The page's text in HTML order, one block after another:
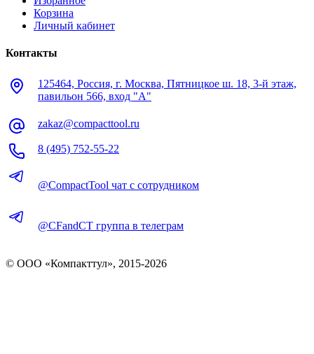
Корзина
Личный кабинет
Контакты
125464, Россия, г. Москва, Пятницкое ш. 18, 3-й этаж,
павильон 566, вход "А"
zakaz@compacttool.ru
8 (495) 752-55-22
@CompactTool чат с сотрудником
@CFandCT группа в телеграм
© OOO «Компакттул», 2015-2026